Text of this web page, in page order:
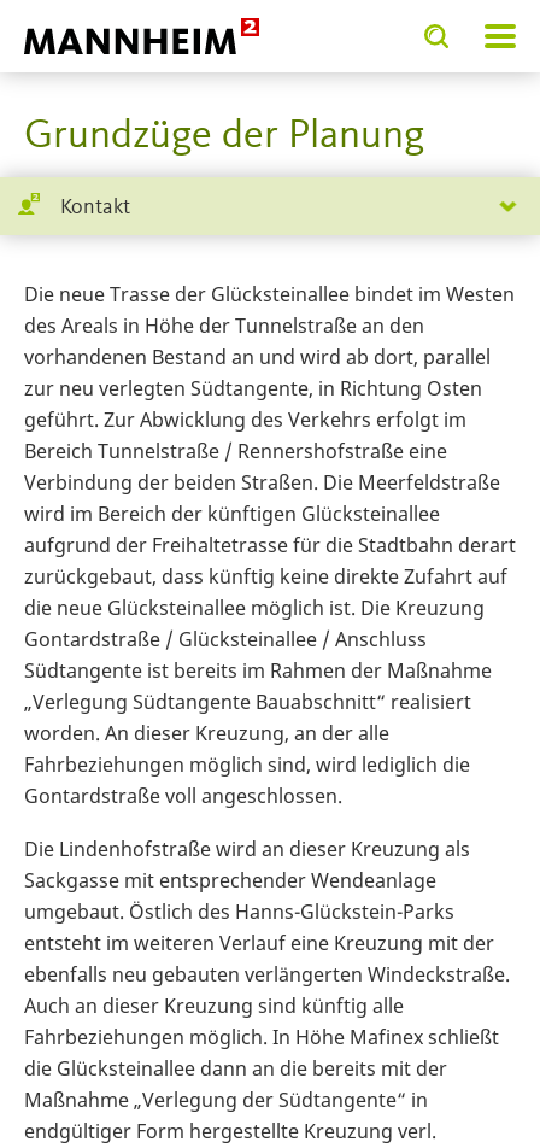
Toggle
search
input
Toggle
search
input
Grundzüge der Planung
Kontakt
Die neue Trasse der Glücksteinallee bindet im Westen
des Areals in Höhe der Tunnelstraße an den
vorhandenen Bestand an und wird ab dort, parallel
zur neu verlegten Südtangente, in Richtung Osten
geführt. Zur Abwicklung des Verkehrs erfolgt im
Bereich Tunnelstraße / Rennershofstraße eine
Verbindung der beiden Straßen. Die Meerfeldstraße
wird im Bereich der künftigen Glücksteinallee
aufgrund der Freihaltetrasse für die Stadtbahn derart
zurückgebaut, dass künftig keine direkte Zufahrt auf
die neue Glücksteinallee möglich ist. Die Kreuzung
Gontardstraße / Glücksteinallee / Anschluss
Südtangente ist bereits im Rahmen der Maßnahme
„Verlegung Südtangente Bauabschnitt“ realisiert
worden. An dieser Kreuzung, an der alle
Fahrbeziehungen möglich sind, wird lediglich die
Gontardstraße voll angeschlossen.
Die Lindenhofstraße wird an dieser Kreuzung als
Sackgasse mit entsprechender Wendeanlage
umgebaut. Östlich des Hanns-Glückstein-Parks
entsteht im weiteren Verlauf eine Kreuzung mit der
ebenfalls neu gebauten verlängerten Windeckstraße.
Auch an dieser Kreuzung sind künftig alle
Fahrbeziehungen möglich. In Höhe Mafinex schließt
die Glücksteinallee dann an die bereits mit der
Maßnahme „Verlegung der Südtangente“ in
endgültiger Form hergestellte Kreuzung verl.